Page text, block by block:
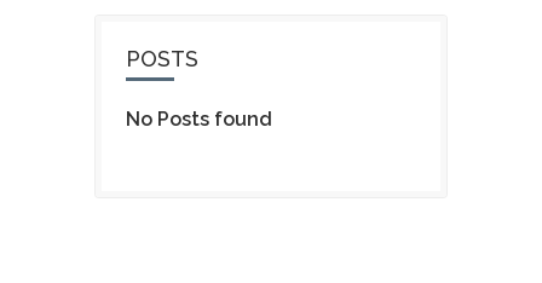
POSTS
No Posts found